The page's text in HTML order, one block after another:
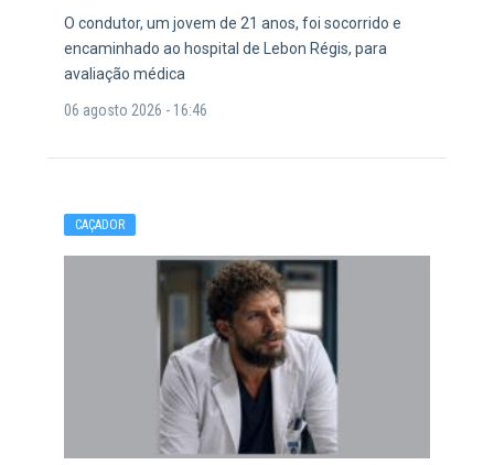
O condutor, um jovem de 21 anos, foi socorrido e
encaminhado ao hospital de Lebon Régis, para
avaliação médica
06 agosto 2026 - 16:46
CAÇADOR